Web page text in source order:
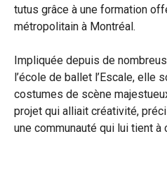
tutus grâce à une formation
métropolitain à Montréal.
Impliquée depuis de
l’école de ballet l’Escale, elle
costumes de scène
projet qui alliait créativité,
une communauté qui lui tient à